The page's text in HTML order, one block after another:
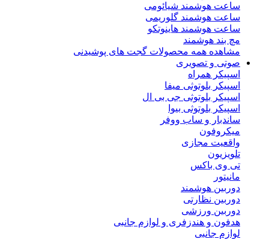
ساعت هوشمند شیائومی
ساعت هوشمند گلوریمی
ساعت هوشمند هاینوتکو
مچ بند هوشمند
مشاهده همه محصولات گجت های پوشیدنی
صوتی و تصویری
اسپیکر همراه
اسپیکر بلوتوثی میفا
اسپیکر بلوتوثی جی بی ال
اسپیکر بلوتوثی بیوا
ساندبار و ساب ووفر
میکروفون
واقعیت مجازی
تلویزیون
تی وی باکس
مانیتور
دوربین هوشمند
دوربین نظارتی
دوربین ورزشی
هدفون و هندزفری و لوازم جانبی
لوازم جانبی